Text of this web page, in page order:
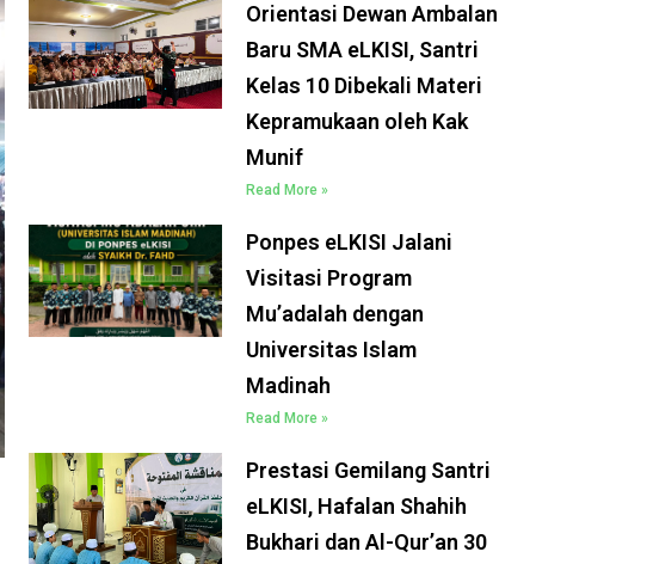
Orientasi Dewan Ambalan
Baru SMA eLKISI, Santri
Kelas 10 Dibekali Materi
Kepramukaan oleh Kak
Munif
Read More »
Ponpes eLKISI Jalani
Visitasi Program
Mu’adalah dengan
Universitas Islam
Madinah
Read More »
Prestasi Gemilang Santri
eLKISI, Hafalan Shahih
Bukhari dan Al-Qur’an 30